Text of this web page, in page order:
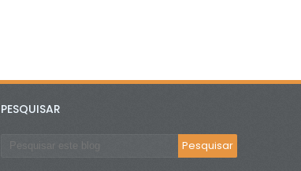
PESQUISAR